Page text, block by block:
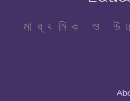
মাধ্যমিক ও